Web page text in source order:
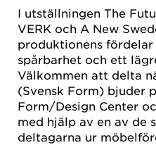
I utställningen The
VERK och A New
produktionens fördelar
spårbarhet och ett
Välkommen att delta
(Svensk Form) bjuder
Form/Design Center
med hjälp av en av de
deltagarna ur